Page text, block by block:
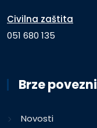
Civilna zaštita
051 680 135
Brze
Novosti